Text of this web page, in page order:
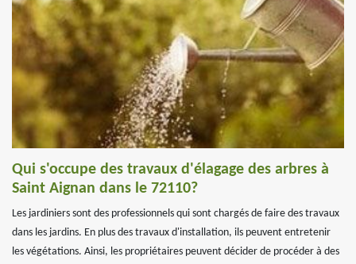
Qui s'occupe des travaux d'élagage des arbres à
Saint Aignan dans le 72110?
Les jardiniers sont des professionnels qui sont chargés de faire des travaux
dans les jardins. En plus des travaux d'installation, ils peuvent entretenir
les végétations. Ainsi, les propriétaires peuvent décider de procéder à des